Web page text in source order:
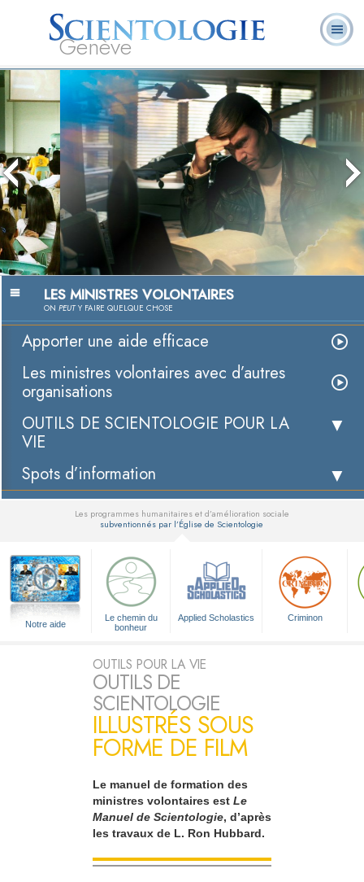
Genève
L. Ron Hubbard
Qu’est-ce que la
Scientologie ?
volontaires
questions
Outils de Scientologie pour la
vie
La technologie de l’étude
Regarder la vidéo
LES MINISTRES VOLONTAIRES
ON PEUTY FAIRE QUELQUE CHOSE
Apporter une aide efficace
Les ministres volontaires avec d’autres
organisations
OUTILS DE SCIENTOLOGIE POUR LA
VIE
Spots d’information
Les programmes humanitaires et d’amélioration sociale
subventionnés par l’Église de Scientologie
Notre aide
Le chemin du
bonheur
Applied Scholastics Criminon
OUTILS POUR LA VIE
OUTILS DE
SCIENTOLOGIE
ILLUSTRÉS SOUS
FORME DE FILM
Le manuel de formation des
ministres volontaires est Le
Manuel de Scientologie, d’après
les travaux de L. Ron Hubbard.